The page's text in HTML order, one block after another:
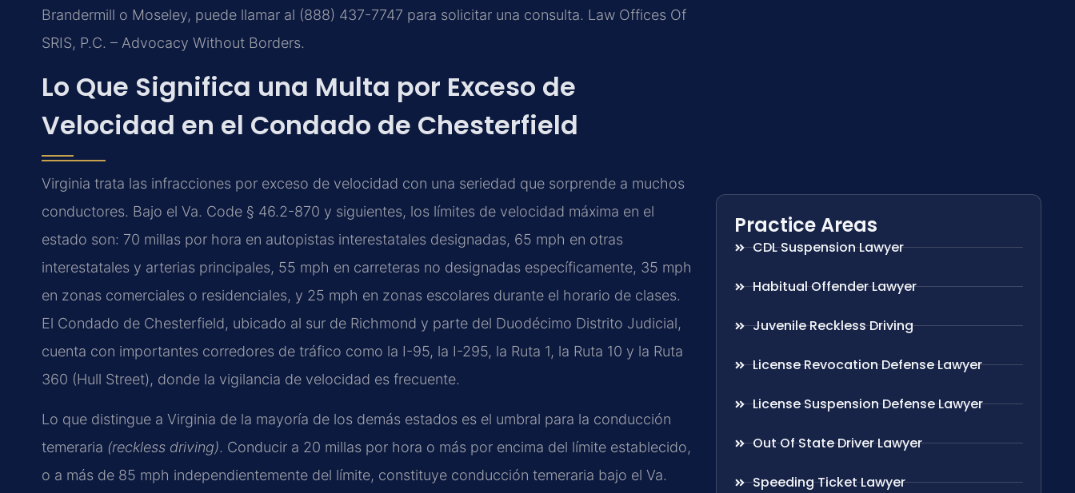
Brandermill o Moseley, puede llamar al (888) 437-7747 para solicitar una consulta. Law Offices Of
SRIS, P.C. – Advocacy Without Borders.
Lo Que Significa una Multa por Exceso de
Velocidad en el Condado de Chesterfield
Virginia trata las infracciones por exceso de velocidad con una seriedad que sorprende a muchos
conductores. Bajo el Va. Code § 46.2-870 y siguientes, los límites de velocidad máxima en el
estado son: 70 millas por hora en autopistas interestatales designadas, 65 mph en otras
interestatales y arterias principales, 55 mph en carreteras no designadas específicamente, 35 mph
en zonas comerciales o residenciales, y 25 mph en zonas escolares durante el horario de clases.
El Condado de Chesterfield, ubicado al sur de Richmond y parte del Duodécimo Distrito Judicial,
cuenta con importantes corredores de tráfico como la I-95, la I-295, la Ruta 1, la Ruta 10 y la Ruta
360 (Hull Street), donde la vigilancia de velocidad es frecuente.
Lo que distingue a Virginia de la mayoría de los demás estados es el umbral para la conducción
temeraria (reckless driving). Conducir a 20 millas por hora o más por encima del límite establecido,
o a más de 85 mph independientemente del límite, constituye conducción temeraria bajo el Va.
Practice Areas
CDL Suspension Lawyer
Habitual Offender Lawyer
Juvenile Reckless Driving
License Revocation Defense Lawyer
License Suspension Defense Lawyer
Out Of State Driver Lawyer
Speeding Ticket Lawyer